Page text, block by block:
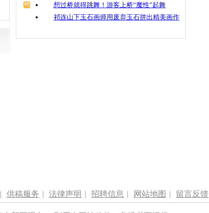
想过桥就得跳舞！游客上桥“魔性”起舞
祁连山下玉石画师用废弃玉石拼出精美画作
| 供稿服务 | 法律声明 | 招聘信息 | 网站地图 | 留言反馈